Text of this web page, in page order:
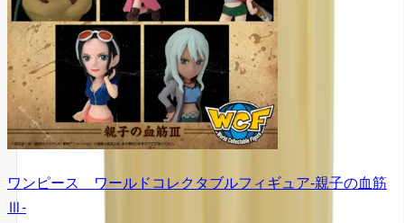
ワンピース ワールドコレクタブルフィギュア-親子の血筋
Ⅲ-